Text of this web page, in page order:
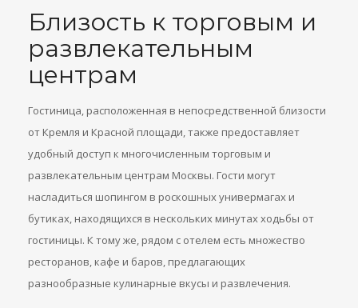
Близость к торговым и
развлекательным
центрам
Гостиница, расположенная в непосредственной близости
от Кремля и Красной площади, также предоставляет
удобный доступ к многочисленным торговым и
развлекательным центрам Москвы. Гости могут
насладиться шопингом в роскошных универмагах и
бутиках, находящихся в нескольких минутах ходьбы от
гостиницы. К тому же, рядом с отелем есть множество
ресторанов, кафе и баров, предлагающих
разнообразные кулинарные вкусы и развлечения.